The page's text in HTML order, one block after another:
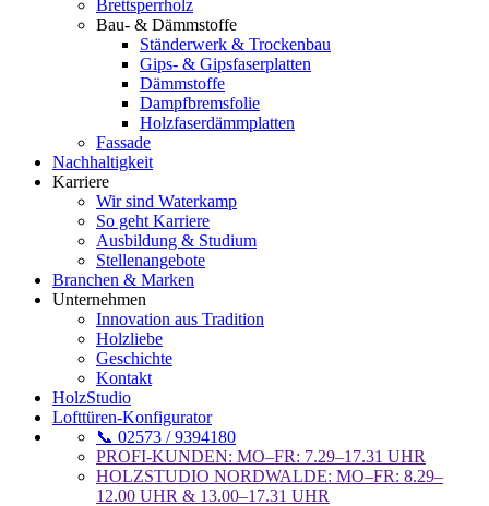
Brettsperrholz
Bau- & Dämmstoffe
Ständerwerk & Trockenbau
Gips- & Gipsfaserplatten
Dämmstoffe
Dampfbremsfolie
Holzfaserdämmplatten
Fassade
Nachhaltigkeit
Karriere
Wir sind Waterkamp
So geht Karriere
Ausbildung & Studium
Stellenangebote
Branchen & Marken
Unternehmen
Innovation aus Tradition
Holzliebe
Geschichte
Kontakt
HolzStudio
Lofttüren-Konfigurator
📞 02573 / 9394180
PROFI-KUNDEN: MO–FR: 7.29–17.31 UHR
HOLZSTUDIO NORDWALDE: MO–FR: 8.29–
12.00 UHR & 13.00–17.31 UHR